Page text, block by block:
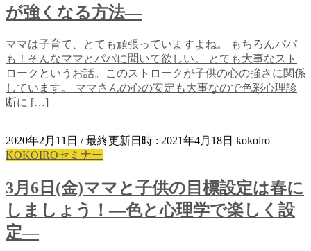
が強くなる方法―
ママは子育て、とても頑張っていますよね。 もちろんパパ
も！そんなママとパパに聞いて欲しい。 とても大事なスト
ロークというお話。このストロークが子供の心の強さに関係
しています。 ママさんの心の安定も大事なので色彩心理診
断に […]
2020年2月11日 / 最終更新日時 : 2021年4月18日 kokoiro
KOKOIROセミナー
3月6日(金)ママと子供の目標設定は春に
しましょう！―色と心理学で楽しく設
定―